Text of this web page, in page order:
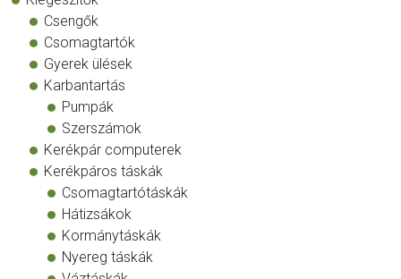
Csengők
Csomagtartók
Gyerek ülések
Karbantartás
Pumpák
Szerszámok
Kerékpár computerek
Kerékpáros táskák
Csomagtartótáskák
Hátizsákok
Kormánytáskák
Nyereg táskák